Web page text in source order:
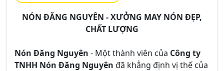
NÓN ĐĂNG NGUYÊN - XƯỞNG MAY NÓN ĐẸP,
CHẤT LƯỢNG
Nón Đăng Nguyên - Một thành viên của Công ty
TNHH Nón Đăng Nguyên đã khẳng định vị thế của